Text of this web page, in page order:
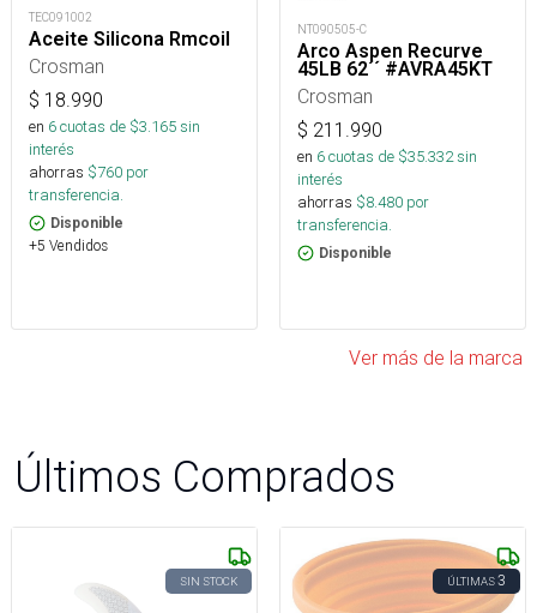
TEC091002
Aceite Silicona Rmcoil
Crosman
$ 18.990
en 6cuotas de $3.165sin
interés
ahorras $760 por
transferencia.
Disponible
+5 Vendidos
NT090505-C
Arco Aspen Recurve
45LB 62´´ #AVRA45KT
Crosman
$ 211.990
en 6cuotas de $35.332sin
interés
ahorras $8.480 por
transferencia.
Disponible
Ver más de la marca
Últimos Comprados
SIN STOCK ÚLTIMAS3